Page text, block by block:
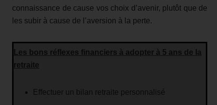
connaissance de cause vos choix d’avenir, plutôt que de
les subir à cause de l’aversion à la perte.
Les bons réflexes financiers à adopter à 5 ans de la
retraite
Effectuer un bilan retraite personnalisé